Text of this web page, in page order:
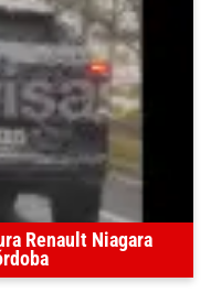
Renault Niagara